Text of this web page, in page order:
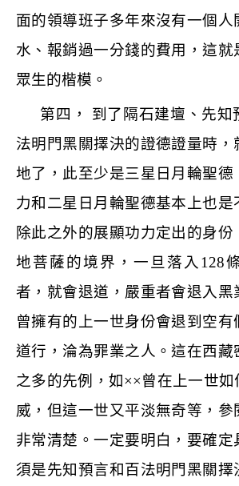
面的領導班子多年來沒有一個人
水、報銷過一分錢的費用，這就
眾生的楷模。
第四， 到了隔石建壇、先知
法明門黑關擇決的證德證量時，
地了，此至少是三星日月輪聖德
力和二星日月輪聖德基本上也是
除此之外的展顯功力定出的身份
地菩薩的境界，一旦落入 128
者，就會退道，嚴重者會退入黑
曾擁有的上一世身份會退到空有
道行，淪為罪業之人。這在西藏
之多的先例，如××曾在上一世
威，但這一世又平淡無奇等，參
非常清楚。一定要明白，要確定
須是先知預言和百法明門黑關擇